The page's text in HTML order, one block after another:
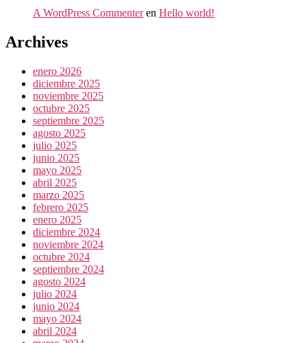
A WordPress Commenteren Hello world!
Archives
enero 2026
diciembre 2025
noviembre 2025
octubre 2025
septiembre 2025
agosto 2025
julio 2025
junio 2025
mayo 2025
abril 2025
marzo 2025
febrero 2025
enero 2025
diciembre 2024
noviembre 2024
octubre 2024
septiembre 2024
agosto 2024
julio 2024
junio 2024
mayo 2024
abril 2024